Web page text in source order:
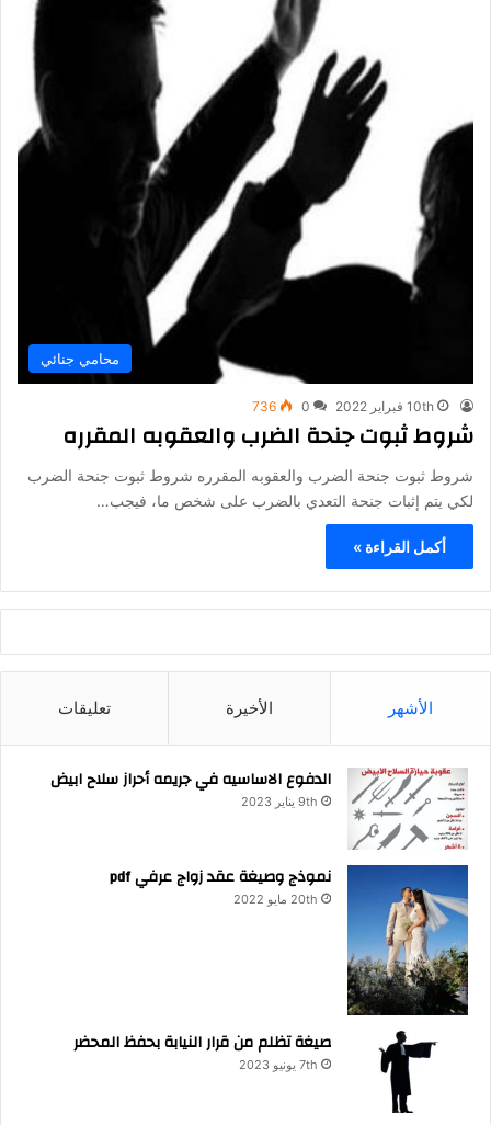
محامي جنائي
10th فبراير 2022 0
736
شروط ثبوت جنحة الضرب والعقوبه المقرره
شروط ثبوت جنحة الضرب والعقوبه المقرره شروط ثبوت جنحة الضرب
لكي يتم إثبات جنحة التعدي بالضرب على شخص ما، فيجب…
أكمل القراءة »
الأشهر الأخيرة تعليقات
الدفوع الاساسيه في جريمه أحراز سلاح ابيض
9th يناير 2023
نموذج وصيغة عقد زواج عرفي pdf
20th مايو 2022
صيغة تظلم من قرار النيابة بحفظ المحضر
7th يونيو 2023